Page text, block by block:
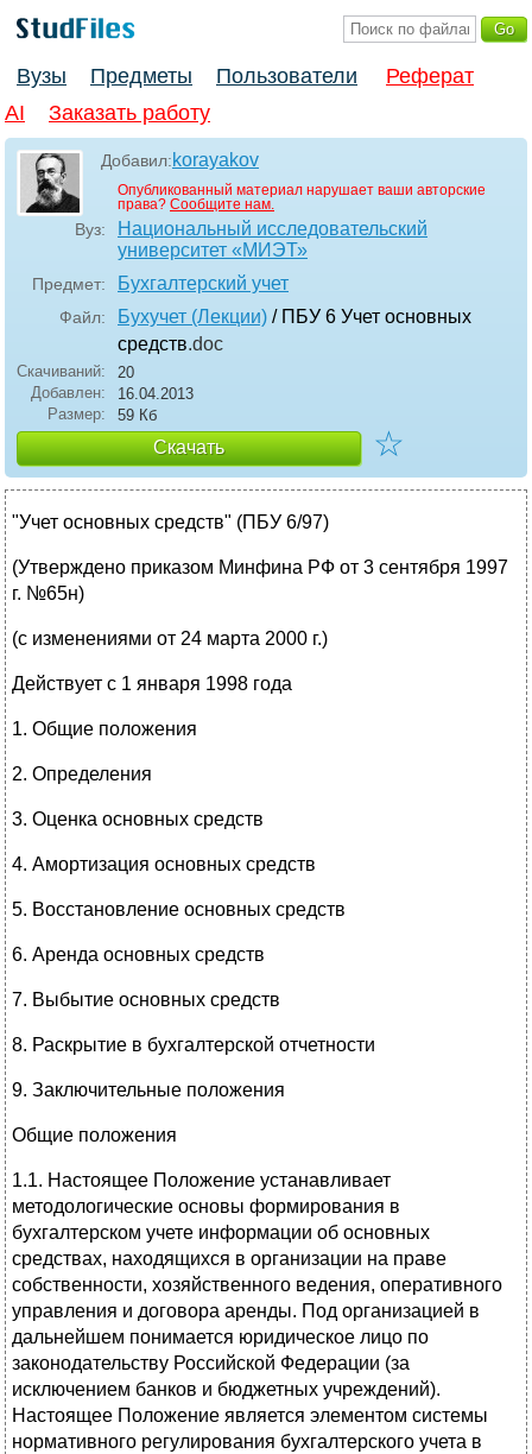
Вузы Предметы Пользователи
Реферат
AI
Заказать работу
Добавил:korayakov
Опубликованный материал нарушает ваши авторские
права? Сообщите нам.
Вуз:
Национальный исследовательский
университет «МИЭТ»
Предмет: Бухгалтерский учет
Файл: Бухучет (Лекции) / ПБУ 6 Учет основных
средств.doc
Скачиваний:
20
Добавлен:
16.04.2013
Размер:
59 Кб
Скачать ☆
"Учет основных средств" (ПБУ 6/97)
(Утверждено приказом Минфина РФ от 3 сентября 1997
г. №65н)
(с изменениями от 24 марта 2000 г.)
Действует с 1 января 1998 года
1. Общие положения
2. Определения
3. Оценка основных средств
4. Амортизация основных средств
5. Восстановление основных средств
6. Аренда основных средств
7. Выбытие основных средств
8. Раскрытие в бухгалтерской отчетности
9. Заключительные положения
Общие положения
1.1. Настоящее Положение устанавливает
методологические основы формирования в
бухгалтерском учете информации об основных
средствах, находящихся в организации на праве
собственности, хозяйственного ведения, оперативного
управления и договора аренды. Под организацией в
дальнейшем понимается юридическое лицо по
законодательству Российской Федерации (за
исключением банков и бюджетных учреждений).
Настоящее Положение является элементом системы
нормативного регулирования бухгалтерского учета в